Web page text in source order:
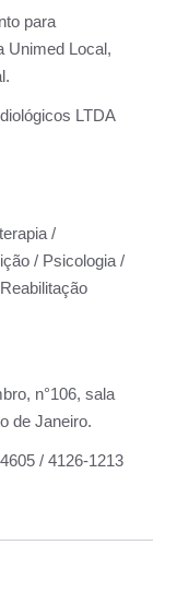
para
Unimed Local,
LTDA
/
/ Psicologia /
n°106, sala
de Janeiro.
/ 4126-1213